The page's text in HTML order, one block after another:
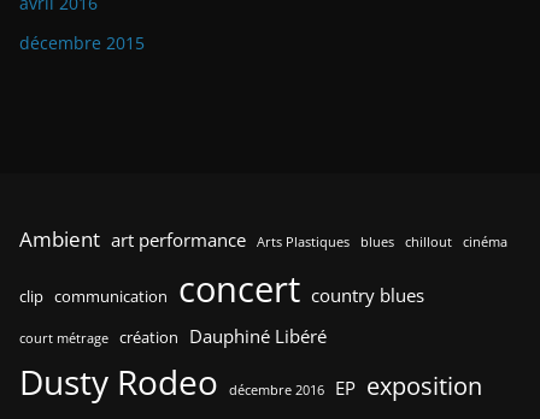
décembre 2015
Ambient art performance Arts Plastiques blues chillout cinéma
clip communication concert country blues
court métrage création Dauphiné Libéré
Dusty Rodeo décembre 2016 EP exposition